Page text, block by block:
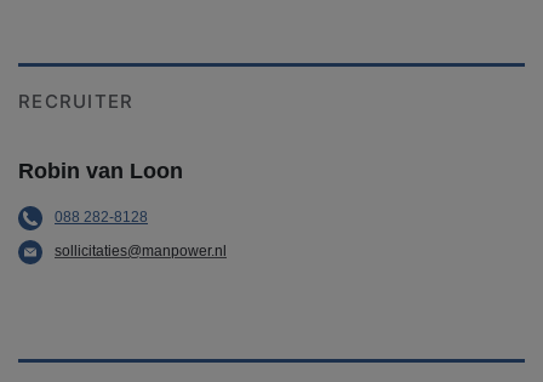
RECRUITER
Robin van Loon
088 282-8128
sollicitaties@manpower.nl